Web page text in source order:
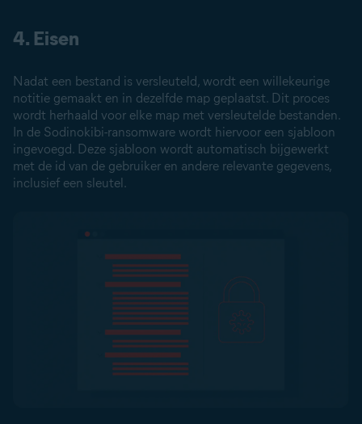
4. Eisen
Nadat een bestand is versleuteld, wordt een willekeurige
notitie gemaakt en in dezelfde map geplaatst. Dit proces
wordt herhaald voor elke map met versleutelde bestanden.
In de Sodinokibi-ransomware wordt hiervoor een sjabloon
ingevoegd. Deze sjabloon wordt automatisch bijgewerkt
met de id van de gebruiker en andere relevante gegevens,
inclusief een sleutel.